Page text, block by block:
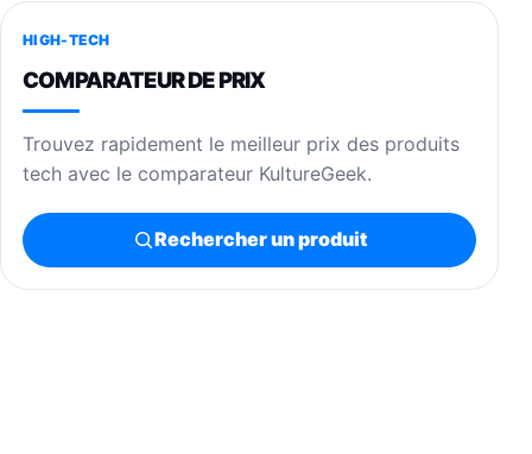
HIGH-TECH
COMPARATEUR DE PRIX
Trouvez rapidement le meilleur prix des produits
tech avec le comparateur KultureGeek.
Rechercher un produit